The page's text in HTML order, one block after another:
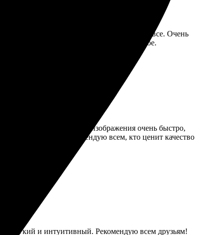
изображение, выбираешь размеры и все. Очень
Обслуживание вежливое и оперативное.
радует. Получила изображения очень быстро,
повреждений. Рекомендую всем, кто ценит качество
лёгкий и интуитивный. Рекомендую всем друзьям!